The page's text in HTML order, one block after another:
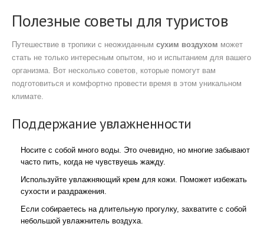
Полезные советы для туристов
Путешествие в тропики с неожиданным сухим воздухом может
стать не только интересным опытом, но и испытанием для вашего
организма. Вот несколько советов, которые помогут вам
подготовиться и комфортно провести время в этом уникальном
климате.
Поддержание увлажненности
Носите с собой много воды. Это очевидно, но многие забывают
часто пить, когда не чувствуешь жажду.
Используйте увлажняющий крем для кожи. Поможет избежать
сухости и раздражения.
Если собираетесь на длительную прогулку, захватите с собой
небольшой увлажнитель воздуха.